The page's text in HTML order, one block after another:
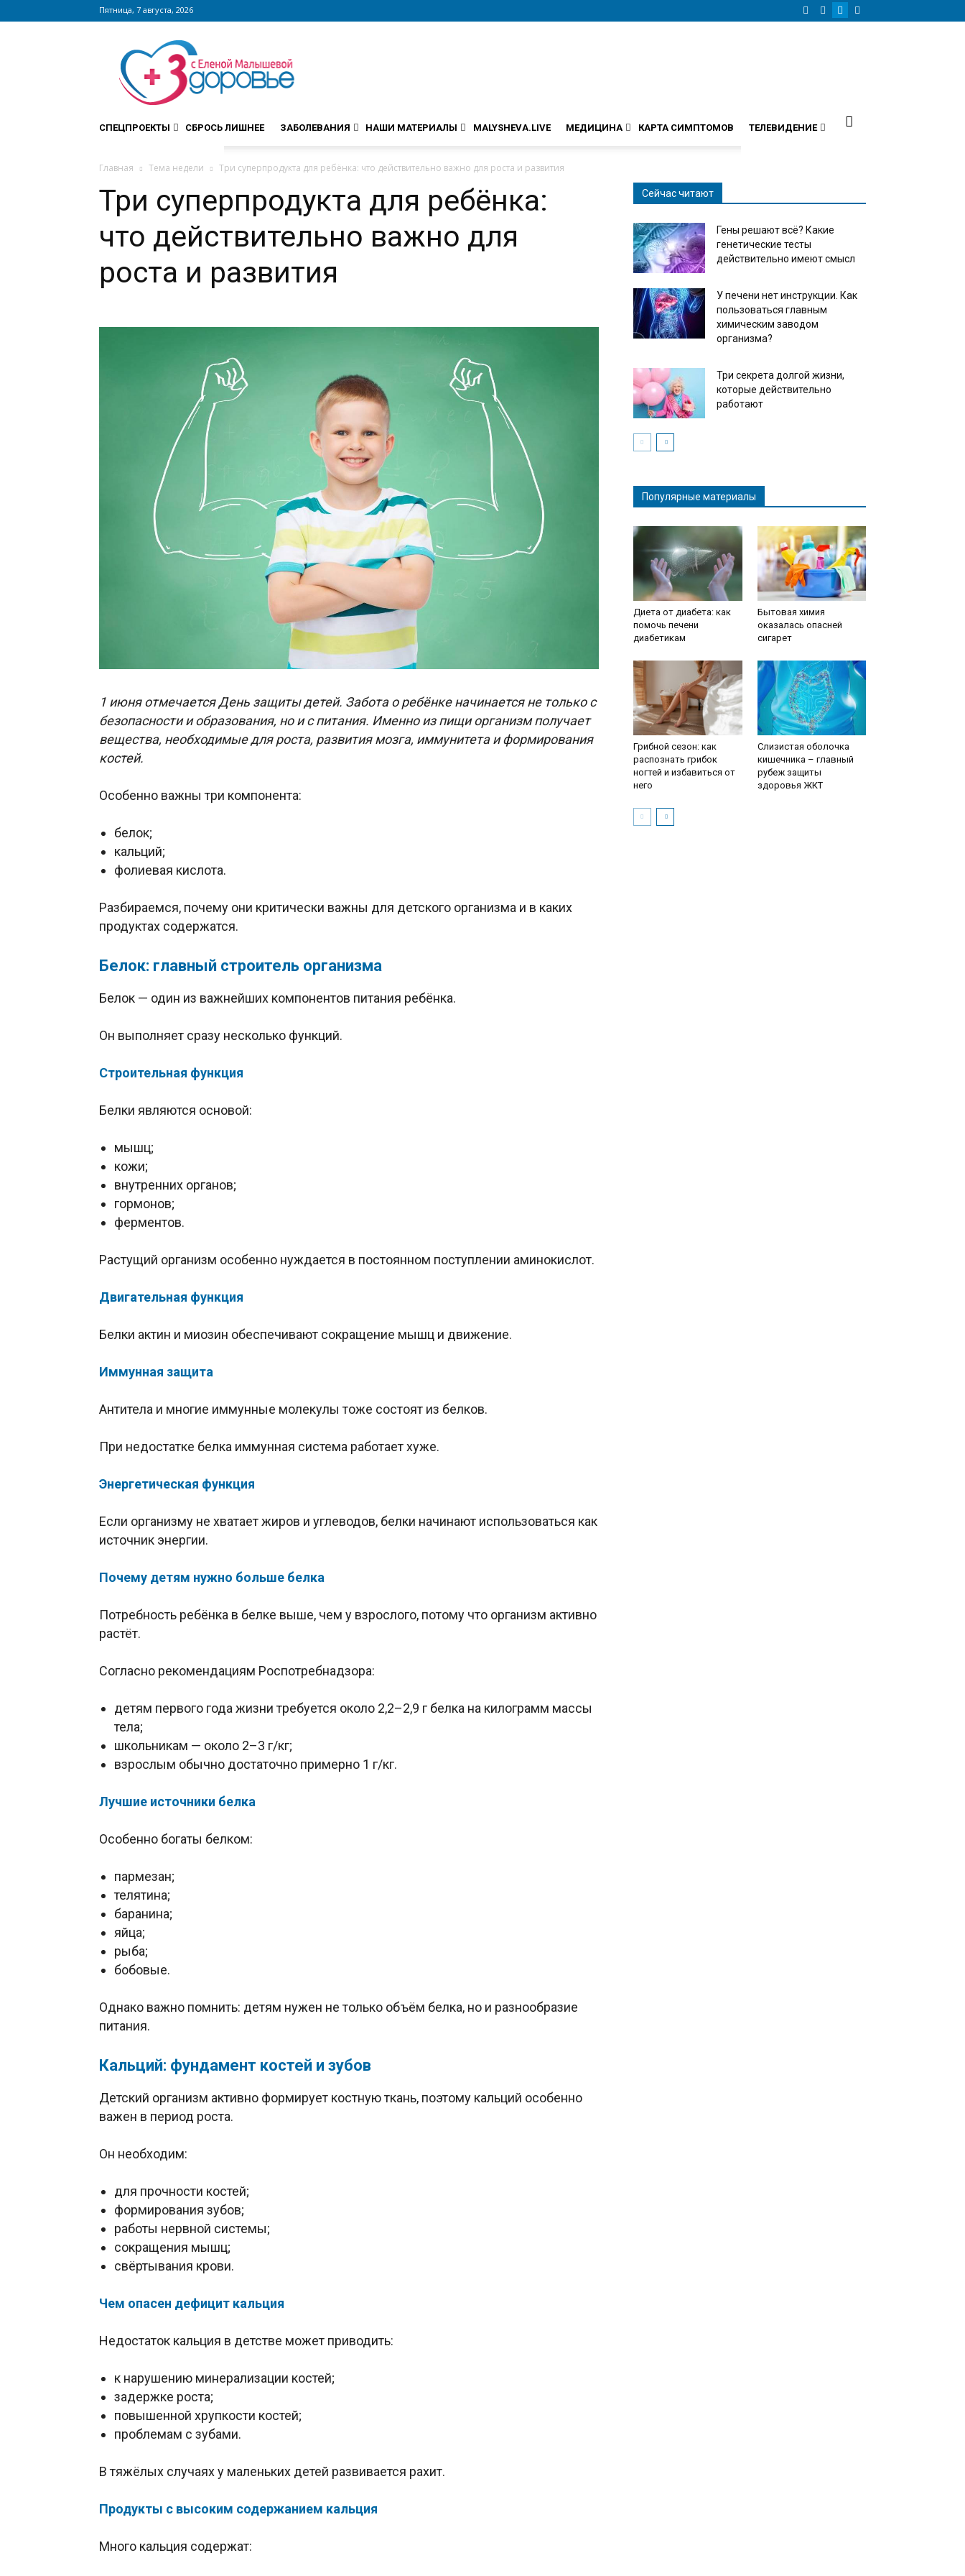
Пятница, 7 августа, 2026
Сайт
zdorovieinfo.ru
крупнейший
медицинский
интернет-
СПЕЦПРОЕКТЫ СБРОСЬ ЛИШНЕЕ ЗАБОЛЕВАНИЯ НАШИ МАТЕРИАЛЫ MALYSHEVA.LIVE МЕДИЦИНА КАРТА СИМПТОМОВ ТЕЛЕВИДЕНИЕ
Главная Тема недели Три суперпродукта для ребёнка: что действительно важно для роста и развития
Три суперпродукта для ребёнка:
что действительно важно для
роста и развития
1 июня отмечается День защиты детей. Забота о ребёнке начинается не только с
безопасности и образования, но и с питания. Именно из пищи организм получает
вещества, необходимые для роста, развития мозга, иммунитета и формирования
костей.
Особенно важны три компонента:
белок;
кальций;
фолиевая кислота.
Разбираемся, почему они критически важны для детского организма и в каких
продуктах содержатся.
Белок: главный строитель организма
Белок — один из важнейших компонентов питания ребёнка.
Он выполняет сразу несколько функций.
Строительная функция
Белки являются основой:
мышц;
кожи;
внутренних органов;
гормонов;
ферментов.
Растущий организм особенно нуждается в постоянном поступлении аминокислот.
Двигательная функция
Белки актин и миозин обеспечивают сокращение мышц и движение.
Иммунная защита
Антитела и многие иммунные молекулы тоже состоят из белков.
При недостатке белка иммунная система работает хуже.
Энергетическая функция
Если организму не хватает жиров и углеводов, белки начинают использоваться как
источник энергии.
Почему детям нужно больше белка
Потребность ребёнка в белке выше, чем у взрослого, потому что организм активно
растёт.
Согласно рекомендациям Роспотребнадзора:
детям первого года жизни требуется около 2,2–2,9 г белка на килограмм массы
тела;
школьникам — около 2–3 г/кг;
взрослым обычно достаточно примерно 1 г/кг.
Лучшие источники белка
Особенно богаты белком:
пармезан;
телятина;
баранина;
яйца;
рыба;
бобовые.
Однако важно помнить: детям нужен не только объём белка, но и разнообразие
питания.
Кальций: фундамент костей и зубов
Детский организм активно формирует костную ткань, поэтому кальций особенно
важен в период роста.
Он необходим:
для прочности костей;
формирования зубов;
работы нервной системы;
сокращения мышц;
свёртывания крови.
Чем опасен дефицит кальция
Недостаток кальция в детстве может приводить:
к нарушению минерализации костей;
задержке роста;
повышенной хрупкости костей;
проблемам с зубами.
В тяжёлых случаях у маленьких детей развивается рахит.
Продукты с высоким содержанием кальция
Много кальция содержат:
Сейчас читают
Гены решают всё? Какие
генетические тесты
действительно имеют смысл
У печени нет инструкции. Как
пользоваться главным
химическим заводом
организма?
Три секрета долгой жизни,
которые действительно
работают
Популярные материалы
Диета от диабета: как
помочь печени
диабетикам
Бытовая химия
оказалась опасней
сигарет
Грибной сезон: как
распознать грибок
ногтей и избавиться от
него
Слизистая оболочка
кишечника – главный
рубеж защиты
здоровья ЖКТ